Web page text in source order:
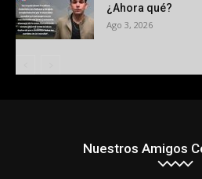
¿Ahora qué?
Ago 3, 2026
Nuestros Amigos